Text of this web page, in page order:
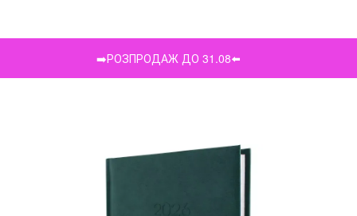
➡️РОЗПРОДАЖ ДО 31.08⬅️